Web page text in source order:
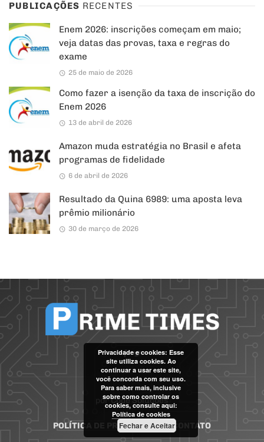
PUBLICAÇÕES RECENTES
Enem 2026: inscrições começam em maio;
veja datas das provas, taxa e regras do
exame
25 de maio de 2026
Como fazer a isenção da taxa de inscrição do
Enem 2026
13 de abril de 2026
Amazon muda estratégia no Brasil e afeta
programas de fidelidade
6 de abril de 2026
Resultado da Quina 6989: uma aposta leva
prêmio milionário
30 de março de 2026
porCode Soluções
POLÍTICA DE PRIVACIDADE CONTATO
Privacidade e cookies: Esse
site utiliza cookies. Ao
continuar a usar este site,
você concorda com seu uso.
Para saber mais, inclusive
sobre como controlar os
cookies, consulte aqui:
Política de cookies
Fechar e Aceitar